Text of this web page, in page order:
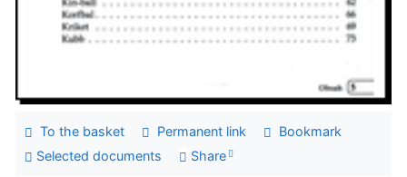
To the basket Permanent link
Bookmark
Selected documents
Share